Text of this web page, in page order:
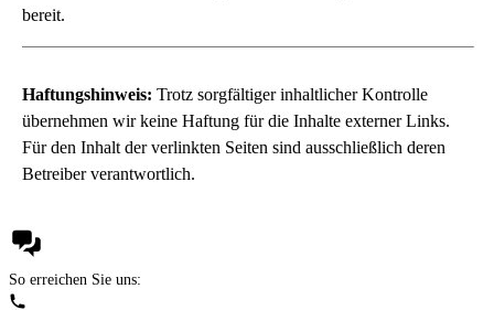
bereit.
Haftungshinweis: Trotz sorgfältiger inhaltlicher Kontrolle
übernehmen wir keine Haftung für die Inhalte externer Links.
Für den Inhalt der verlinkten Seiten sind ausschließlich deren
Betreiber verantwortlich.
So erreichen Sie uns: